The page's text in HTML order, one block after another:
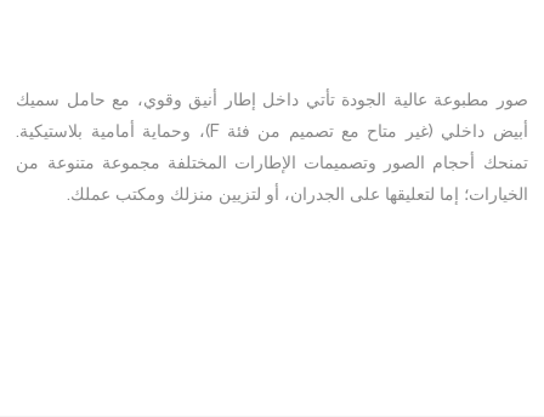
صور مطبوعة عالية الجودة تأتي داخل إطار أنيق وقوي، مع حامل سميك
أبيض داخلي (غير متاح مع تصميم من فئة F)، وحماية أمامية بلاستيكية.
تمنحك أحجام الصور وتصميمات الإطارات المختلفة مجموعة متنوعة من
الخيارات؛ إما لتعليقها على الجدران، أو لتزيين منزلك ومكتب عملك.